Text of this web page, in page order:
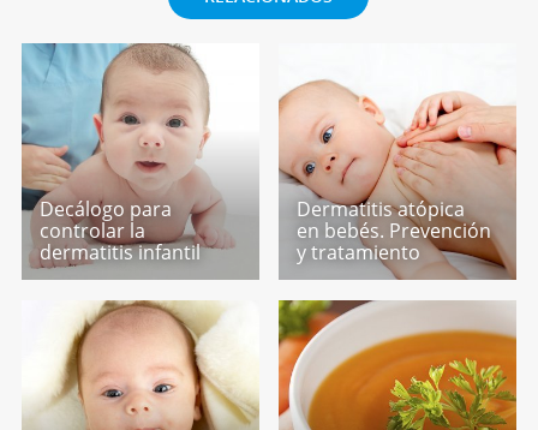
Decálogo para
controlar la
dermatitis infantil
Dermatitis atópica
en bebés. Prevención
y tratamiento